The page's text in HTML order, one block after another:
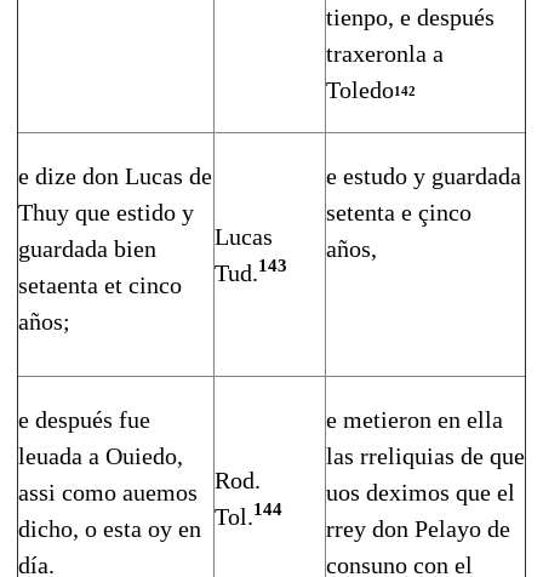
tienpo, e después
traxe­ronla a
Toledo142
e dize don Lucas de
Thuy que estido y
guardada bien
setaenta et cin­co
años;
Lucas
Tud.143
e estudo y guardada
setenta e çinco
años,
e después fue
leuada a Ouiedo,
assi como auemos
dicho, o esta oy en
día.
Rod.
Tol.144
e metieron en ella
las rreliquias de que
uos deximos que el
rrey don Pelayo de
consuno con el